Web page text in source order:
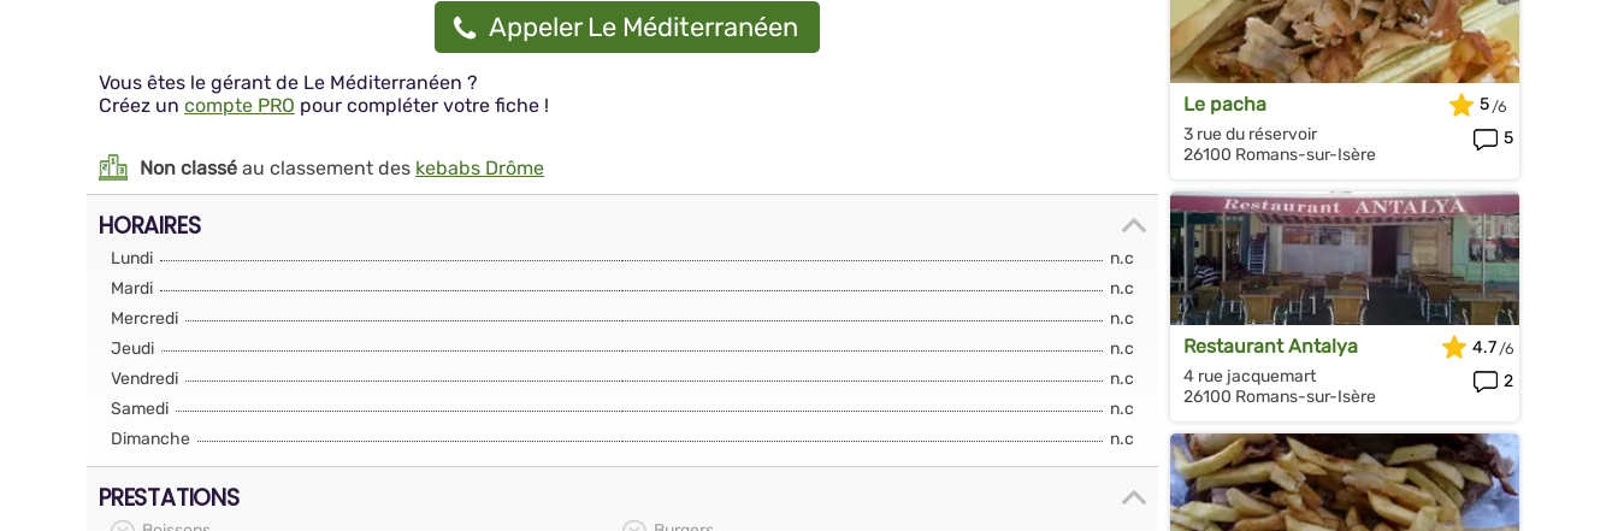
Appeler Le Méditerranéen
Vous êtes le gérant de Le Méditerranéen ?
Créez un compte PRO pour compléter votre fiche !
Non classé au classement des kebabs Drôme
HORAIRES
Lundi
n.c
Mardi
n.c
Mercredi
n.c
Jeudi
n.c
Vendredi
n.c
Samedi
n.c
Dimanche
n.c
PRESTATIONS
Le pacha
3 rue du réservoir
26100 Romans-sur-Isère
5
5
Restaurant Antalya
4 rue jacquemart
26100 Romans-sur-Isère
4.7
2